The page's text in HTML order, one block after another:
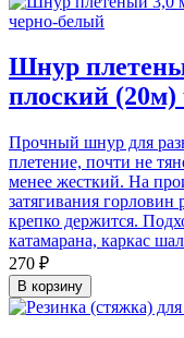
Шнур
плоский
Прочный шнур для
плетение, почти не
менее жесткий. На
затягивания горловин
крепко держится.
катамарана, каркас
270 ₽
В корзину